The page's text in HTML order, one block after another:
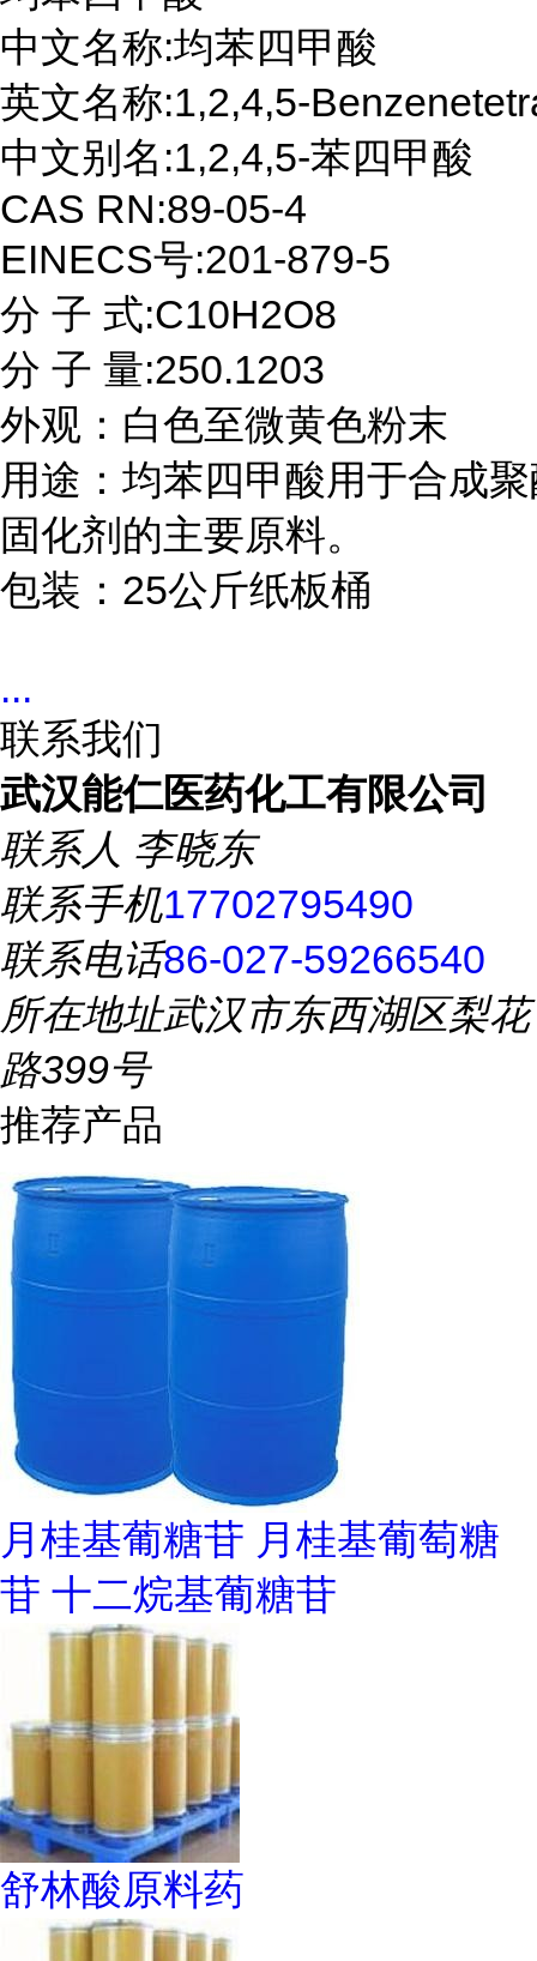
中文名称:均苯四甲酸
英文名称:1,2,4,5-
中文别名:1,2,4,5-苯四甲酸
CAS RN:89-05-4
EINECS号:201-879-5
分 子 式:C10H2O8
分 子 量:250.1203
外观：白色至微黄色粉末
用途：均苯四甲酸用于合成
固化剂的主要原料。
包装：25公斤纸板桶
...
联系我们
武汉能仁医药化工有限公司
联系人 李晓东
联系手机17702795490
联系电话86-027-59266540
所在地址武汉市东西湖区梨花
路399号
推荐产品
月桂基葡糖苷 月桂基葡萄糖
苷 十二烷基葡糖苷
舒林酸原料药